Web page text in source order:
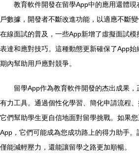
教育軟件開發在留學App中的應用還體
戶數據，開發者不斷改進功能，以適應不斷
在線面試的普及，一些App新增了虛擬面試
表達和應對技巧。這種動態更新確保了App
期內幫助用戶應對競爭。
留學App作為教育軟件開發的杰出成果
有力工具。通過個性化學習、簡化申請流程
它們幫助學生更自信地面對留學挑戰。如果
App，它們可能成為您成功路上的得力助手
僅能減輕壓力，還能讓留學之路更加順暢。